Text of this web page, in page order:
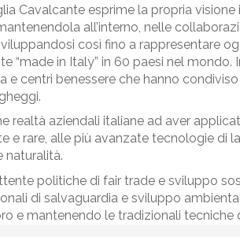
Cavalcante esprime la propria
all’interno, nelle
così fino a rappresentare
“made in Italy” in 60 paesi nel
e centri benessere che hanno
realtà aziendali italiane ad aver
e rare, alle più avanzate tecnologie di
naturalità.
politiche di fair trade e sviluppo
di salvaguardia e sviluppo
e mantenendo le tradizionali tecniche